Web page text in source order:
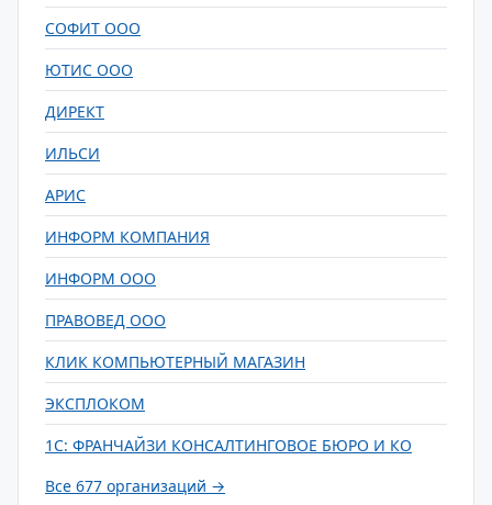
СОФИТ ООО
ЮТИС ООО
ДИРЕКТ
ИЛЬСИ
АРИС
ИНФОРМ КОМПАНИЯ
ИНФОРМ ООО
ПРАВОВЕД ООО
КЛИК КОМПЬЮТЕРНЫЙ МАГАЗИН
ЭКСПЛОКОМ
1С: ФРАНЧАЙЗИ КОНСАЛТИНГОВОЕ БЮРО И КО
Все 677 организаций →